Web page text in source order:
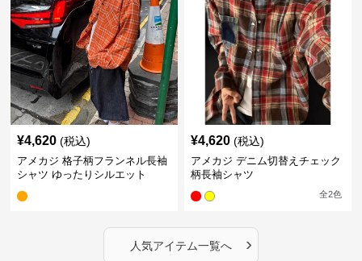
¥4,620 (税込)
アメカジ 格子柄フランネル長袖
シャツ ゆったりシルエット
¥4,620 (税込)
アメカジ デニム切替えチェック
柄長袖シャツ
全2色
人気アイテム一覧へ ›